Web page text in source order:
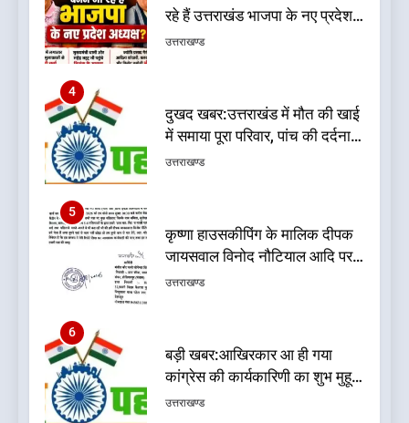
रहे हैं उत्तराखंड भाजपा के नए प्रदेश
उत्तराखण्ड
4
दुखद खबर:उत्तराखंड में मौत की खाई
में समाया पूरा परिवार, पांच की दर्दनाक
उत्तराखण्ड
5
कृष्णा हाउसकीपिंग के मालिक दीपक
जायसवाल विनोद नौटियाल आदि पर
उत्तराखण्ड
6
बड़ी खबर:आखिरकार आ ही गया
कांग्रेस की कार्यकारिणी का शुभ मुहूर्त,
उत्तराखण्ड